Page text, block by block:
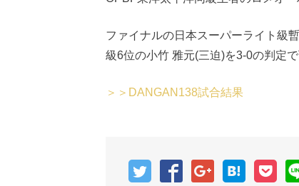
ファイナルの日本スーパーライト級
級6位の小竹 雅元(三迫)を3-0の判定
＞＞DANGAN138試合結果